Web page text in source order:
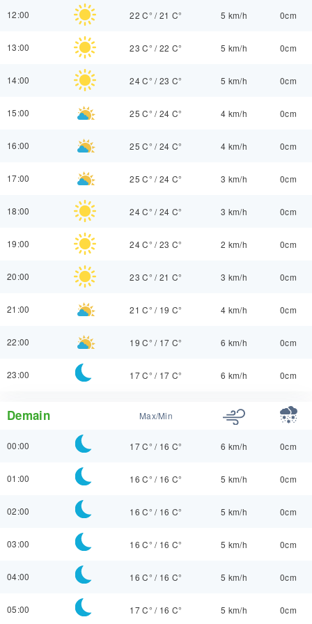
12:00 22 C° /21 C° 5 km/h 0cm
13:00 23 C° /22 C° 5 km/h 0cm
14:00 24 C° /23 C° 5 km/h 0cm
15:00 25 C° /24 C° 4 km/h 0cm
16:00 25 C° /24 C° 4 km/h 0cm
17:00 25 C° /24 C° 3 km/h 0cm
18:00 24 C° /24 C° 3 km/h 0cm
19:00 24 C° /23 C° 2 km/h 0cm
20:00 23 C° /21 C° 3 km/h 0cm
21:00 21 C° / 19 C° 4 km/h 0cm
22:00 19 C° / 17 C° 6 km/h 0cm
23:00 17 C° / 17 C° 6 km/h 0cm
Demain Max/Min
00:00 17 C° / 16 C° 6 km/h 0cm
01:00 16 C° / 16 C° 5 km/h 0cm
02:00 16 C° / 16 C° 5 km/h 0cm
03:00 16 C° / 16 C° 5 km/h 0cm
04:00 16 C° / 16 C° 5 km/h 0cm
05:00 17 C° / 16 C° 5 km/h 0cm